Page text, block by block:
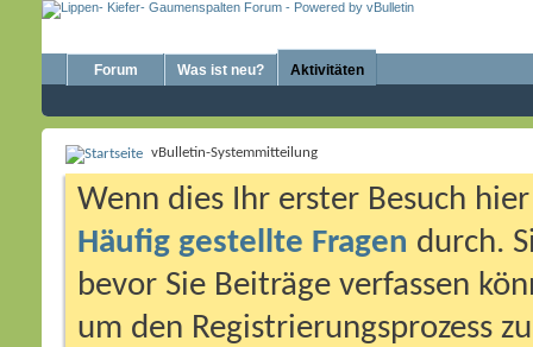
Forum Was ist neu? Aktivitäten
vBulletin-Systemmitteilung
Wenn dies Ihr erster Besuch
Häufig gestellte Fragen durch.
bevor Sie Beiträge verfassen
um den Registrierungsprozess